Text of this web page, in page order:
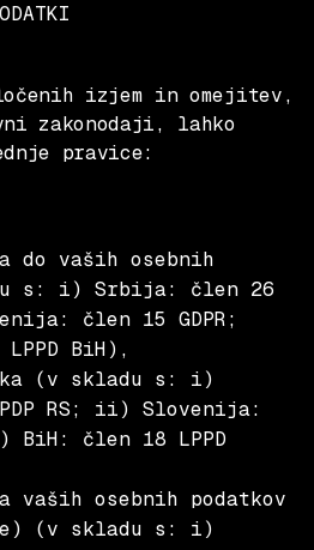
izjem in omejitev,
zakonodaji, lahko
pravice:
do vaših osebnih
s: i) Srbija: člen 26
člen 15 GDPR;
BiH),
(v skladu s: i)
RS; ii) Slovenija:
BiH: člen 18 LPPD
vaših osebnih podatkov
(v skladu s: i)